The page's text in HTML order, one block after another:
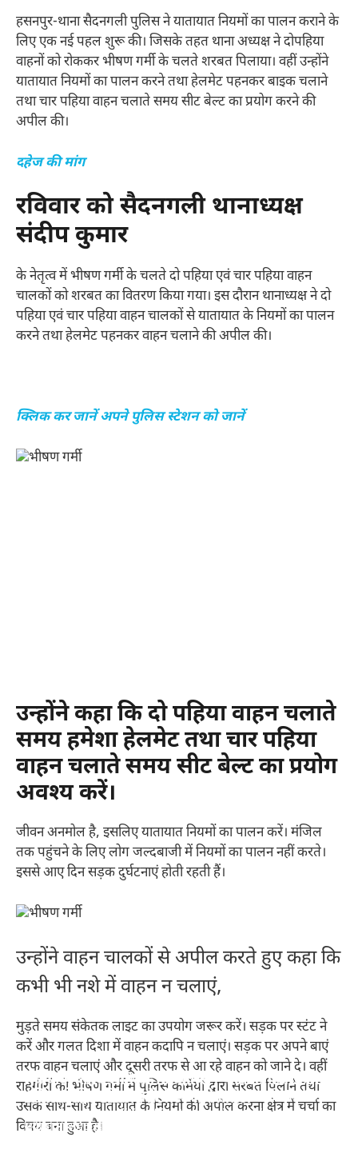
हसनपुर-थाना सैदनगली पुलिस ने यातायात नियमों का पालन कराने के
लिए एक नई पहल शुरू की। जिसके तहत थाना अध्यक्ष ने दोपहिया
वाहनों को रोककर भीषण गर्मी के चलते शरबत पिलाया। वहीं उन्होंने
यातायात नियमों का पालन करने तथा हेलमेट पहनकर बाइक चलाने
तथा चार पहिया वाहन चलाते समय सीट बेल्ट का प्रयोग करने की
अपील की।
दहेज की मांग
रविवार को सैदनगली थानाध्यक्ष
संदीप कुमार
के नेतृत्व में भीषण गर्मी के चलते दो पहिया एवं चार पहिया वाहन
चालकों को शरबत का वितरण किया गया। इस दौरान थानाध्यक्ष ने दो
पहिया एवं चार पहिया वाहन चालकों से यातायात के नियमों का पालन
करने तथा हेलमेट पहनकर वाहन चलाने की अपील की।
क्लिक कर जानें अपने पुलिस स्टेशन को जानें
उन्होंने कहा कि दो पहिया वाहन चलाते
समय हमेशा हेलमेट तथा चार पहिया
वाहन चलाते समय सीट बेल्ट का प्रयोग
अवश्य करें।
जीवन अनमोल है, इसलिए यातायात नियमों का पालन करें। मंजिल
तक पहुंचने के लिए लोग जल्दबाजी में नियमों का पालन नहीं करते।
इससे आए दिन सड़क दुर्घटनाएं होती रहती हैं।
उन्होंने वाहन चालकों से अपील करते हुए कहा कि
कभी भी नशे में वाहन न चलाएं,
मुड़ते समय संकेतक लाइट का उपयोग जरूर करें। सड़क पर स्टंट ने
करें और गलत दिशा में वाहन कदापि न चलाएं। सड़क पर अपने बाएं
तरफ वाहन चलाएं और दूसरी तरफ से आ रहे वाहन को जाने दे। वहीं
राहगीरों को भीषण गर्मी में पुलिस कर्मियों द्वारा सरबत पिलाने तथा
उसके साथ-साथ यातायात के नियमों की अपील करना क्षेत्र में चर्चा का
विषय बना हुआ है।
स्किन के लिए टमाटर के 10 फायदे – 10 benefits of
tomato for skin
स्किन के लिए टमाटर के 10 फायदे - 10 benefits of tomato for
सर्दियों में शहद खाने के 10 बेहतरीन फायदे – 10 best
benefits of eating honey in winter
सर्दियों में शहद खाने के 10 बेहतरीन फायदे - 10 best benefits of
सर्दियों में चुकंदर खाने के 10 फायदे – 10 benefits of
eating beetroot in winter
सर्दियों में किशमिश खाने के 10 गज़ब के फायदे – 10
amazing benefits of eating raisins in winter